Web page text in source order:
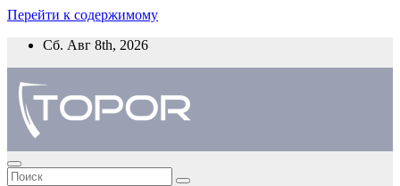
Перейти к содержимому
Сб. Авг 8th, 2026